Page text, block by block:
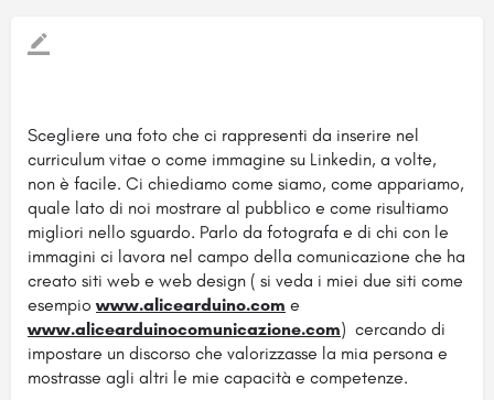
Scegliere una foto che ci rappresenti da inserire nel
curriculum vitae o come immagine su Linkedin, a volte,
non è facile. Ci chiediamo come siamo, come appariamo,
quale lato di noi mostrare al pubblico e come risultiamo
migliori nello sguardo. Parlo da fotografa e di chi con le
immagini ci lavora nel campo della comunicazione che ha
creato siti web e web design ( si veda i miei due siti come
esempiowww.alicearduino.com e
www.alicearduinocomunicazione.com) cercando di
impostare un discorso che valorizzasse la mia persona e
mostrasse agli altri le mie capacità e competenze.